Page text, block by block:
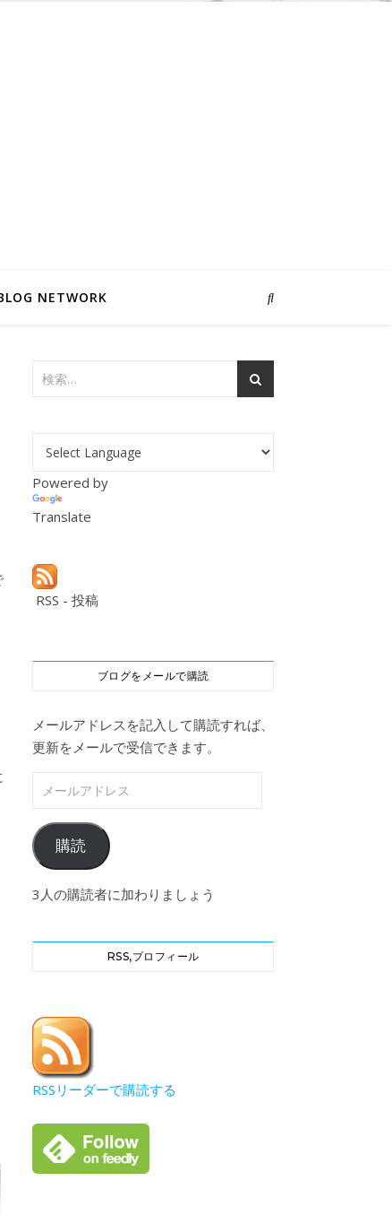
NETWORK
Powered by
Translate
RSS - 投稿
ブログをメールで購読
メールアドレスを記入して購読すれば、
更新をメールで受信できます。
購読
3人の購読者に加わりましょう
RSS,プロフィール
RSSリーダーで購読する